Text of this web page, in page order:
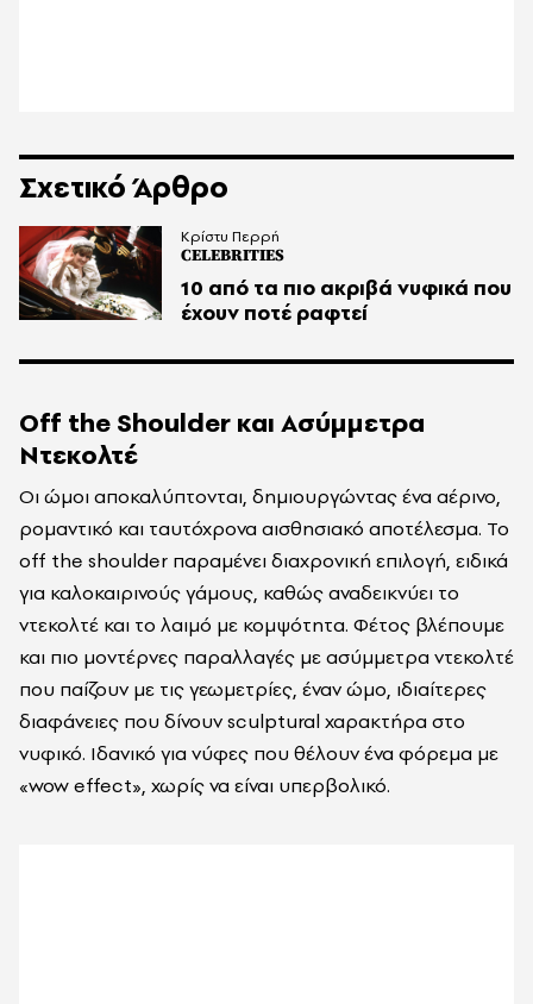
Σχετικό Άρθρο
CELEBRITIES
10 από τα πιο ακριβά νυφικά που
έχουν ποτέ ραφτεί
Κρίστυ Περρή
Off the Shoulder και Ασύμμετρα
Ντεκολτέ
Οι ώμοι αποκαλύπτονται, δημιουργώντας ένα αέρινο,
ρομαντικό και ταυτόχρονα αισθησιακό αποτέλεσμα. Το
off the shoulder παραμένει διαχρονική επιλογή, ειδικά
για καλοκαιρινούς γάμους, καθώς αναδεικνύει το
ντεκολτέ και το λαιμό με κομψότητα. Φέτος βλέπουμε
και πιο μοντέρνες παραλλαγές με ασύμμετρα ντεκολτέ
που παίζουν με τις γεωμετρίες, έναν ώμο, ιδιαίτερες
διαφάνειες που δίνουν sculptural χαρακτήρα στο
νυφικό. Ιδανικό για νύφες που θέλουν ένα φόρεμα με
«wow effect», χωρίς να είναι υπερβολικό.